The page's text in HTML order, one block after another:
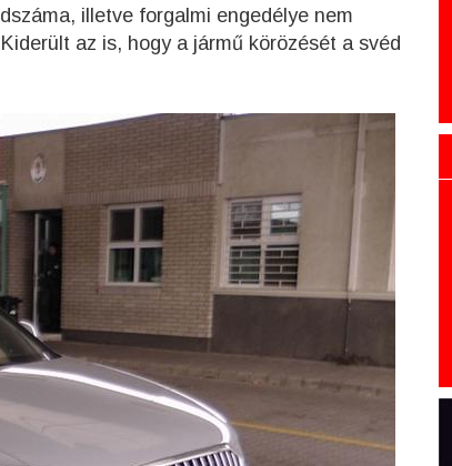
illetve forgalmi engedélye nem
az is, hogy a jármű körözését a svéd